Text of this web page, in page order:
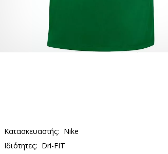
Κατασκευαστής: Nike
Ιδιότητες: Dri-FIT